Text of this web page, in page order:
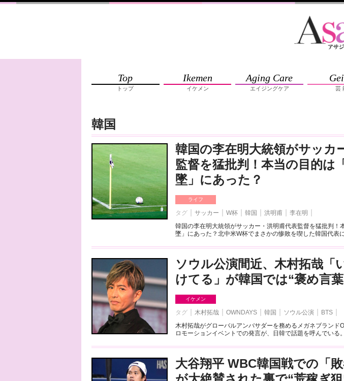
Top
トップ
Ikemen
イケメン
Aging Care
エイジングケア 芸
韓国
韓国の李在明大統領がサッカ
監督を猛批判！本当の目的は
墜」にあった？
ライフ
タグ サッカー W杯 韓国 洪明甫
李在明
韓国の李在明大統領がサッカー・洪明甫代表監督を猛批判！
墜」にあった？北中米W杯でまさかの惨敗を喫した韓国代表
ソウル公演間近、木村拓哉「
けてる」が韓国では“褒め言
イケメン
タグ 木村拓哉 OWNDAYS 韓国 ソウル公演
BTS
木村拓哉がグローバルアンバサダーを務めるメガネブランド
ロモーションイベントでの発言が、日韓で話題を呼んでいる
大谷翔平 WBC韓国戦での「敗